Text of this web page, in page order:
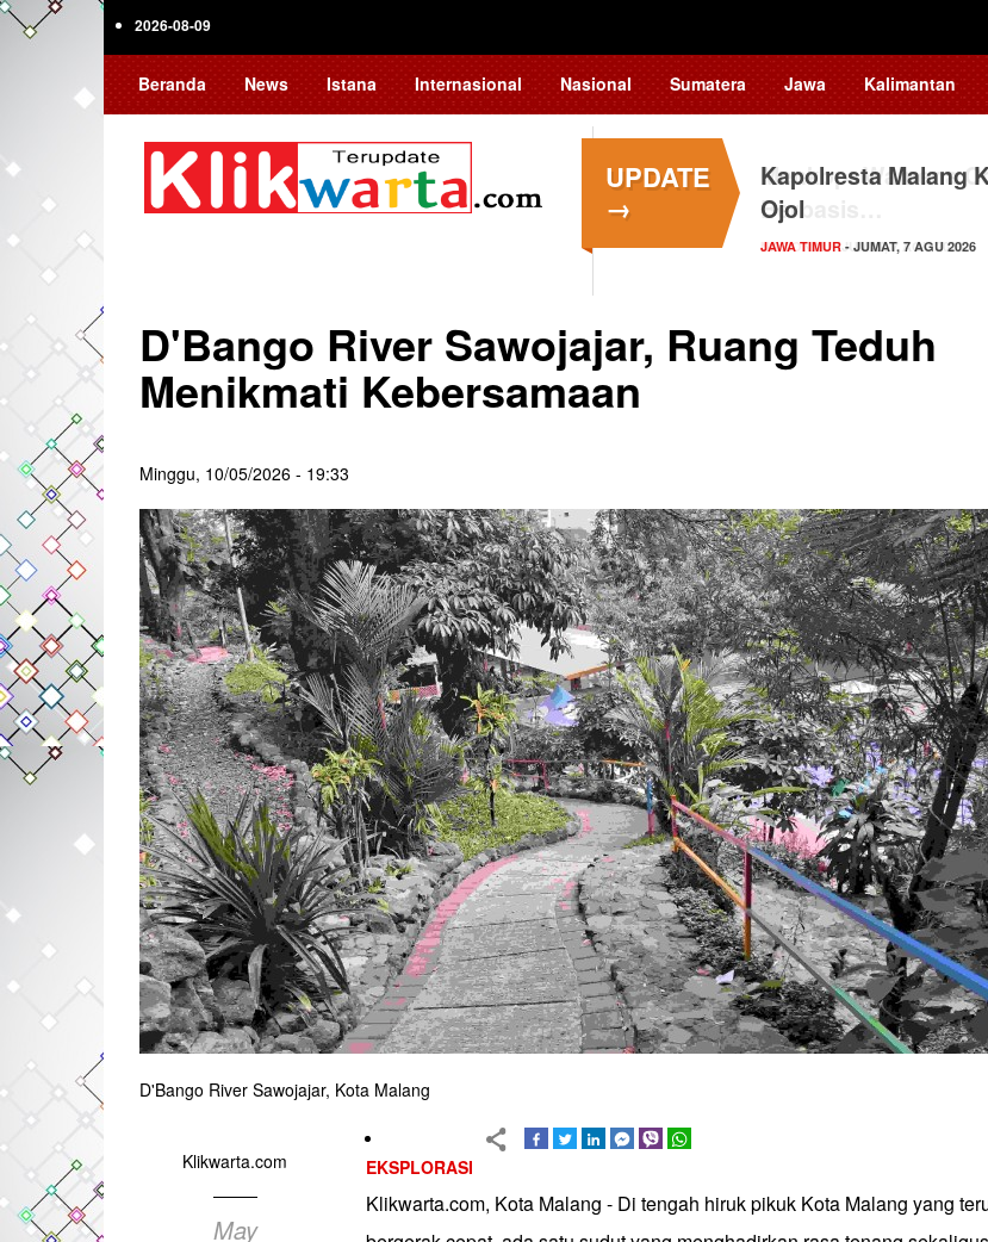
Skip
2026-08-09
Beranda News Istana Internasional Nasional Sumatera Jawa Kalimantan
UPDATE
→
Kapolresta Malang
Ojol
JAWA TIMUR - JUMAT, 7 AGU 2026
D'Bango River Sawojajar, Ruang Teduh
Menikmati Kebersamaan
Minggu, 10/05/2026 - 19:33
D'Bango River Sawojajar, Kota Malang
Klikwarta.com
May
EKSPLORASI
Klikwarta.com, Kota Malang - Di tengah hiruk pikuk Kota Malang yang